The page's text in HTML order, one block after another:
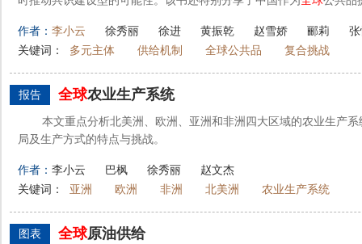
作者： 李小云 徐秀丽 徐进 黄振乾 赵雪娇 郦莉
关键词：
多元主体 供给机制 全球公共品 复合挑战
报告 全球农业生产系统
本文重点分析北美洲、欧洲、亚洲和非洲四大区域的农业生产
局及生产方式的特点与挑战。
作者： 李小云 巴枫 徐秀丽
赵文杰
关键词：
亚洲 欧洲 非洲 北美洲 农业生产系统
图表 全球原油供给